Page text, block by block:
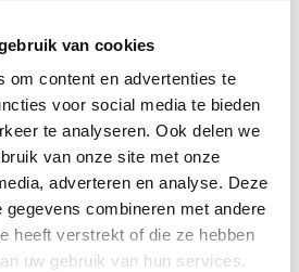
van cookies
om content en advertenties te
voor social media te bieden
te analyseren. Ook delen we
van onze site met onze
adverteren en analyse. Deze
gegevens combineren met andere
heeft verstrekt of die ze hebben
uw gebruik van hun services.